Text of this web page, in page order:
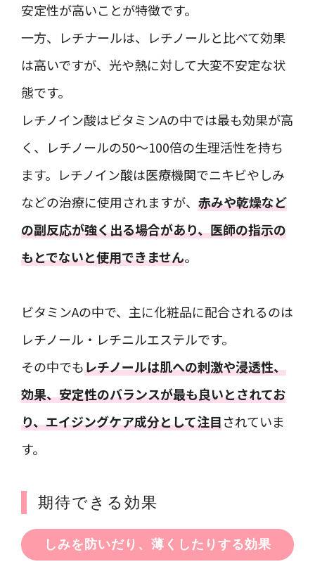
安定性が高いことが特徴です。
一方、レチナールは、レチノールと比べて効果
は高いですが、光や熱に対して大変不安定な状
態です。
レチノイン酸はビタミンAの中では最も効果が高
く、レチノールの50～100倍の生理活性を持ち
ます。レチノイン酸は医療機関でニキビやしみ
などの治療に使用されますが、 赤みや乾燥など
の副反応が強く出る場合があり、医師の指示の
もとでないと使用できません。
ビタミンAの中で、主に化粧品に配合されるのは
レチノール・レチニルエステルです。
その中でもレチノールは肌への刺激や浸透性、
効果、安定性のバランスが最も良いとされてお
り、エイジングケア成分として注目されていま
す。
期待できる効果
しみを防いだり、薄くしたりする効果